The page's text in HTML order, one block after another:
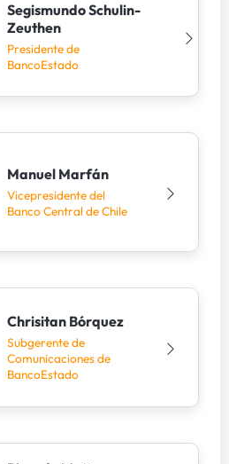
Segismundo Schulin-
Zeuthen
Presidente de
BancoEstado
Manuel Marfán
Vicepresidente del
Banco Central de Chile
Chrisitan Bórquez
Subgerente de
Comunicaciones de
BancoEstado